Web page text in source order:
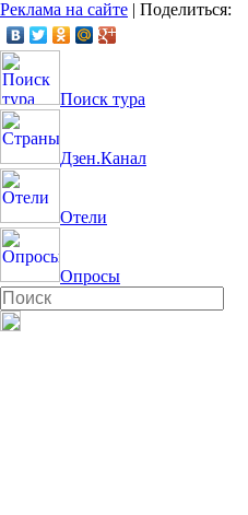
Реклама на сайте | Поделиться:
Поиск тура
Дзен.Канал
Отели
Опросы